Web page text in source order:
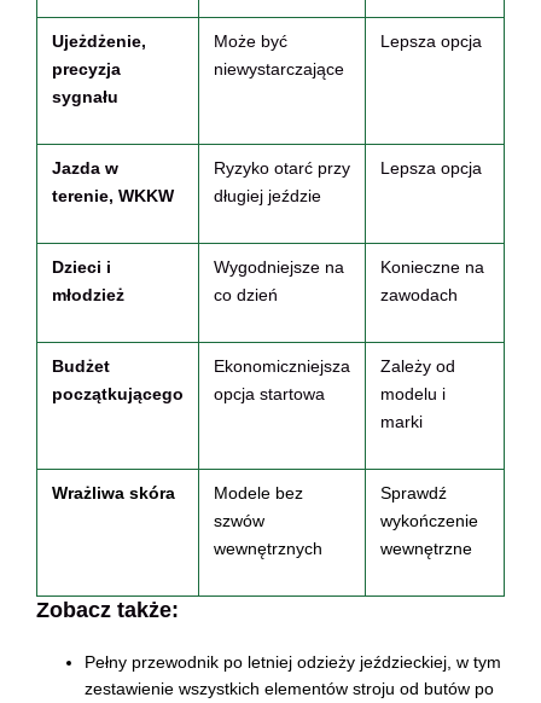
Ujeżdżenie,
precyzja
sygnału
Może być
niewystarczające
Lepsza opcja
Jazda w
terenie, WKKW
Ryzyko otarć przy
długiej jeździe
Lepsza opcja
Dzieci i
młodzież
Wygodniejsze na
co dzień
Konieczne na
zawodach
Budżet
początkującego
Ekonomiczniejsza
opcja startowa
Zależy od
modelu i
marki
Wrażliwa skóra
Modele bez
szwów
wewnętrznych
Sprawdź
wykończenie
wewnętrzne
Zobacz także:
Pełny przewodnik po letniej odzieży jeździeckiej, w tym
zestawienie wszystkich elementów stroju od butów po